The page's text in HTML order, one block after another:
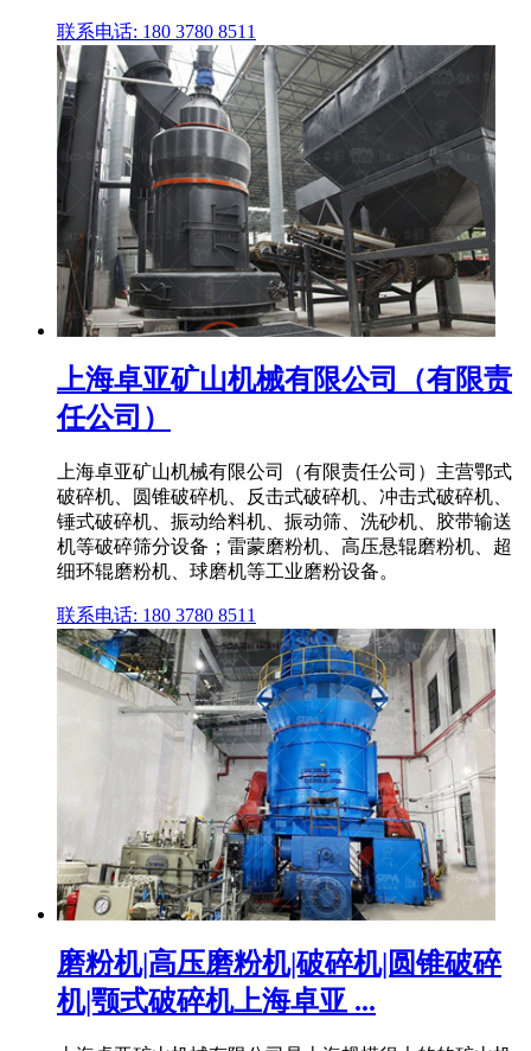
联系电话: 180 3780 8511
上海卓亚矿山机械有限公司（有限责
任公司）
上海卓亚矿山机械有限公司（有限责任公司）主营鄂式
破碎机、圆锥破碎机、反击式破碎机、冲击式破碎机、
锤式破碎机、振动给料机、振动筛、洗砂机、胶带输送
机等破碎筛分设备；雷蒙磨粉机、高压悬辊磨粉机、超
细环辊磨粉机、球磨机等工业磨粉设备。
联系电话: 180 3780 8511
磨粉机|高压磨粉机|破碎机|圆锥破碎
机|颚式破碎机上海卓亚 ...